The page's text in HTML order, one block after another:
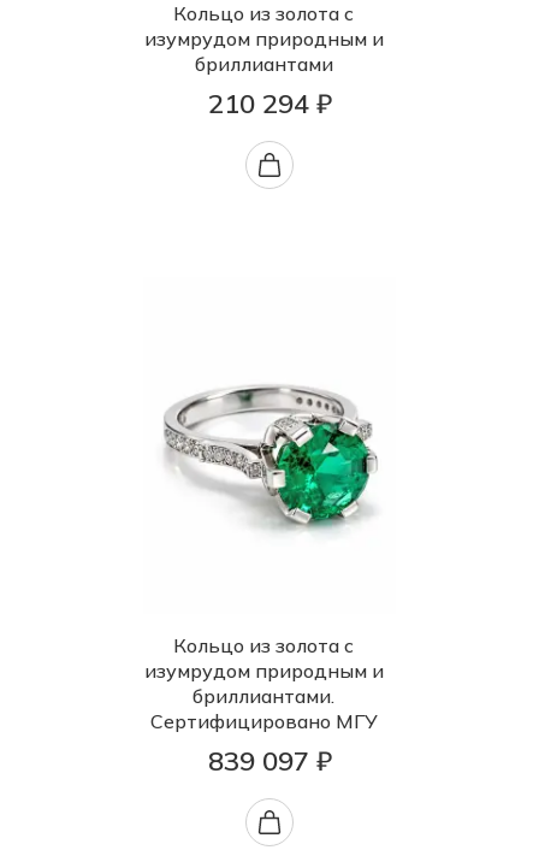
Кольцо из золота с
изумрудом природным и
бриллиантами
210 294 ₽
Кольцо из золота с
изумрудом природным и
бриллиантами.
Сертифицировано МГУ
839 097 ₽